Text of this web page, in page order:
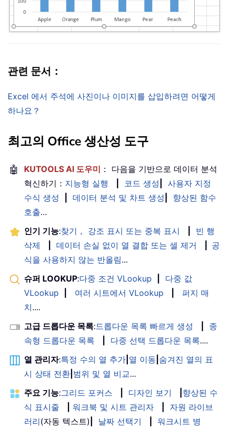
관련 문서：
Excel 에서 주석에 사진이나 이미지를 삽입하려면 어떻게
하나요？
최고의 Office 생산성 도구
🤖 KUTOOLS AI 도우미 ： 다음을 기반으로 데이터 분석
혁신하기： 지능형 실행 코드 생성
사용자 지정
수식 생성
데이터 분석 및 차트 생성
향상된 함수
호출…
인기 기능:찾기， 강조 표시 또는 중복 표시
빈 행
삭제
데이터 손실 없이 열 결합 또는 셀 제거
공
식을 사용하지 않는 반올림...
슈퍼 LOOKUP:다중 조건 VLookup
다중 값
VLookup
여러 시트에서 VLookup
퍼지 매
치....
고급 드롭다운 목록:드롭다운 목록 빠르게 생성
종
속형 드롭다운 목록
다중 선택 드롭다운 목록....
열 관리자:특정 수의 열 추가 열 이동 숨겨진 열의 표
시 상태 전환 범위 및 열 비교...
주요 기능:그리드 포커스 디자인 보기
향상된 수
식 표시줄
워크북 및 시트 관리자
자원 라이브
러리(자동 텍스트) 날짜 선택기
워크시트 병